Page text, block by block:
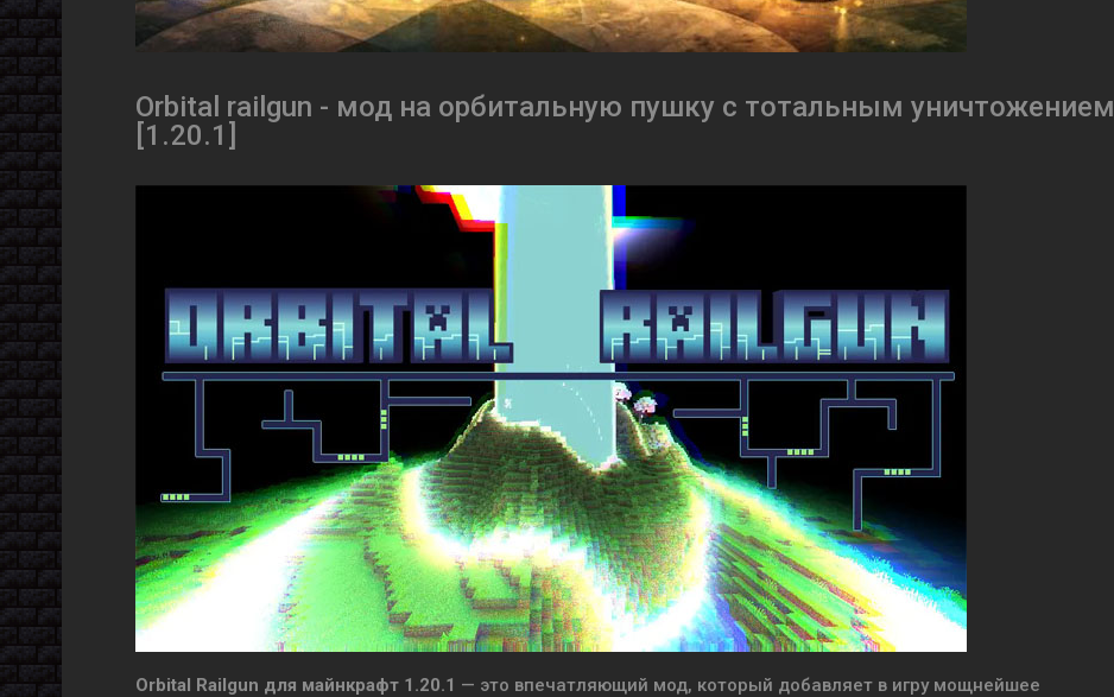
Orbital railgun - мод на орбитальную пушку с тотальным уничтожением
[1.20.1]
Orbital Railgun для майнкрафт 1.20.1 — это впечатляющий мод, который добавляет в игру мощнейшее